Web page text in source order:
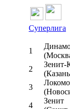
Суперлига
1
2
Зенит-
3
4
Зенит